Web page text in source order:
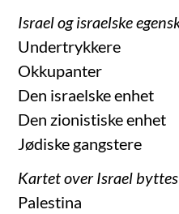
Israel og israelske
Undertrykkere
Okkupanter
Den israelske enhet
Den zionistiske enhet
Jødiske gangstere
Kartet over Israel
Palestina